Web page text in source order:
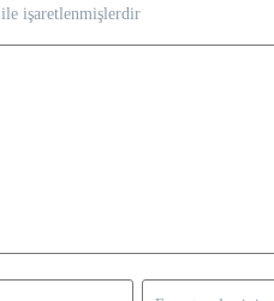
ile işaretlenmişlerdir